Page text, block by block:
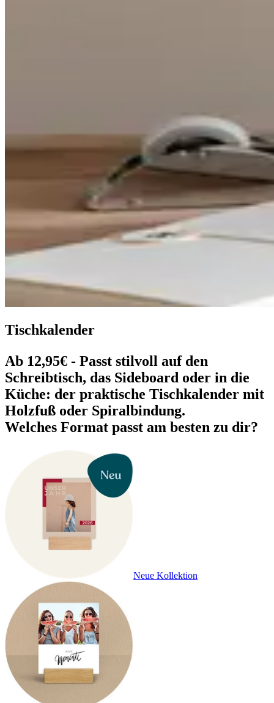
Tischkalender
Ab 12,95€ - Passt stilvoll auf den
Schreibtisch, das Sideboard oder in die
Küche: der praktische Tischkalender mit
Holzfuß oder Spiralbindung.
Welches Format passt am besten zu dir?
Neue Kollektion